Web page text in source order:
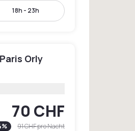
18h - 23h
Orly
70 CHF
% 91 CHFpro Nacht